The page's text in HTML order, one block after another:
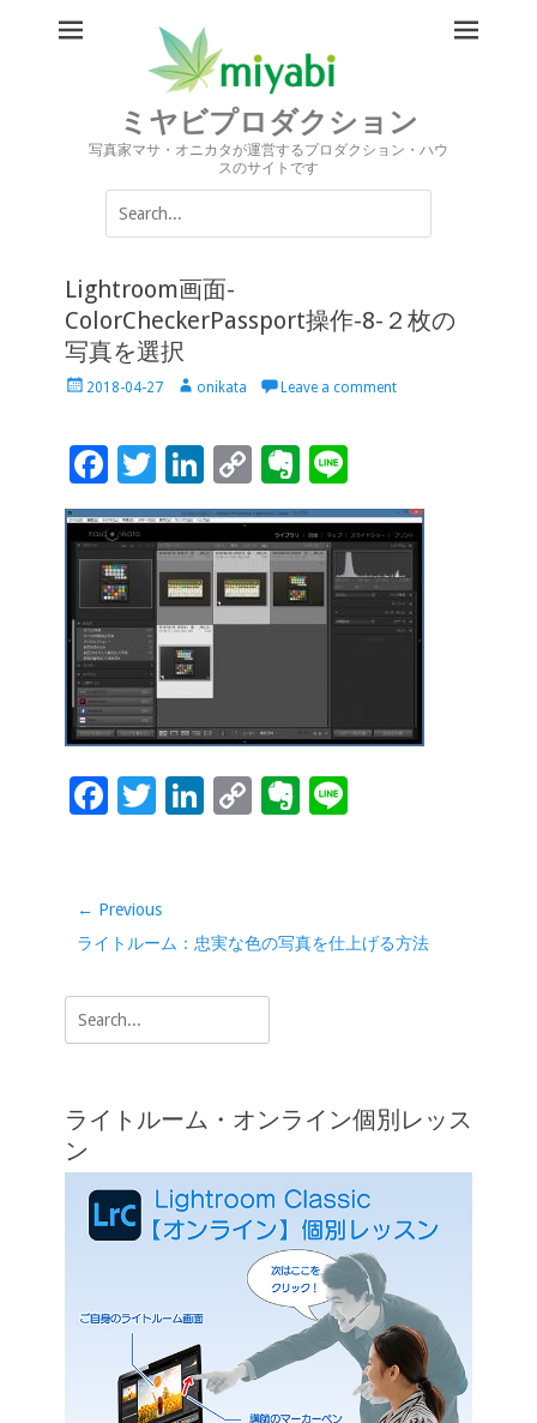
ミヤビプロダクション
写真家マサ・オニカタが運営するプロダクション・ハウ
スのサイトです
Search
for:
Lightroom画面-
ColorCheckerPassport操作-8-２枚の
写真を選択
Posted2018-04-27 Authoronikata Leave a comment
F
ac
e
b
o
o
k
T
wi
tt
er
Li
n
k
e
dI
n
C
o
p
y
Li
Ev
er
n
ot
e
n
e
F
b
o
o
k
T
er
Li
dI
n
C
Li
n
Ev
e
投
稿
ビ
ゲ
ョ
ン
← Previous
Previous
ライトルーム：忠実な色の写真を仕上げる方法
Search
for:
ライトルーム・オンライン個別レッス
ン